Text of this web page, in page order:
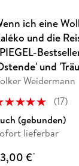
ich eine
und die
und
Weidermann
(17)
(gebunden)
lieferbar
€*